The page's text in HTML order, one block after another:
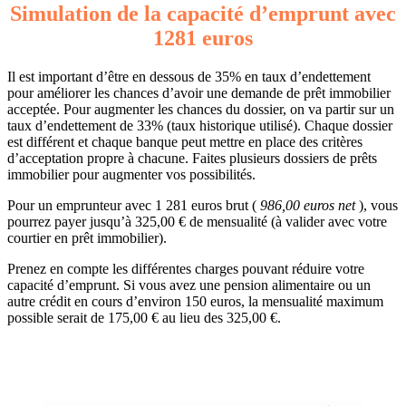
Simulation de la capacité d’emprunt avec
1281 euros
Il est important d’être en dessous de 35% en taux d’endettement
pour améliorer les chances d’avoir une demande de prêt immobilier
acceptée. Pour augmenter les chances du dossier, on va partir sur un
taux d’endettement de 33% (taux historique utilisé). Chaque dossier
est différent et chaque banque peut mettre en place des critères
d’acceptation propre à chacune. Faites plusieurs dossiers de prêts
immobilier pour augmenter vos possibilités.
Pour un emprunteur avec 1 281 euros brut ( 986,00 euros net), vous
pourrez payer jusqu’à 325,00 € de mensualité (à valider avec votre
courtier en prêt immobilier).
Prenez en compte les différentes charges pouvant réduire votre
capacité d’emprunt. Si vous avez une pension alimentaire ou un
autre crédit en cours d’environ 150 euros, la mensualité maximum
possible serait de 175,00 € au lieu des 325,00 €.